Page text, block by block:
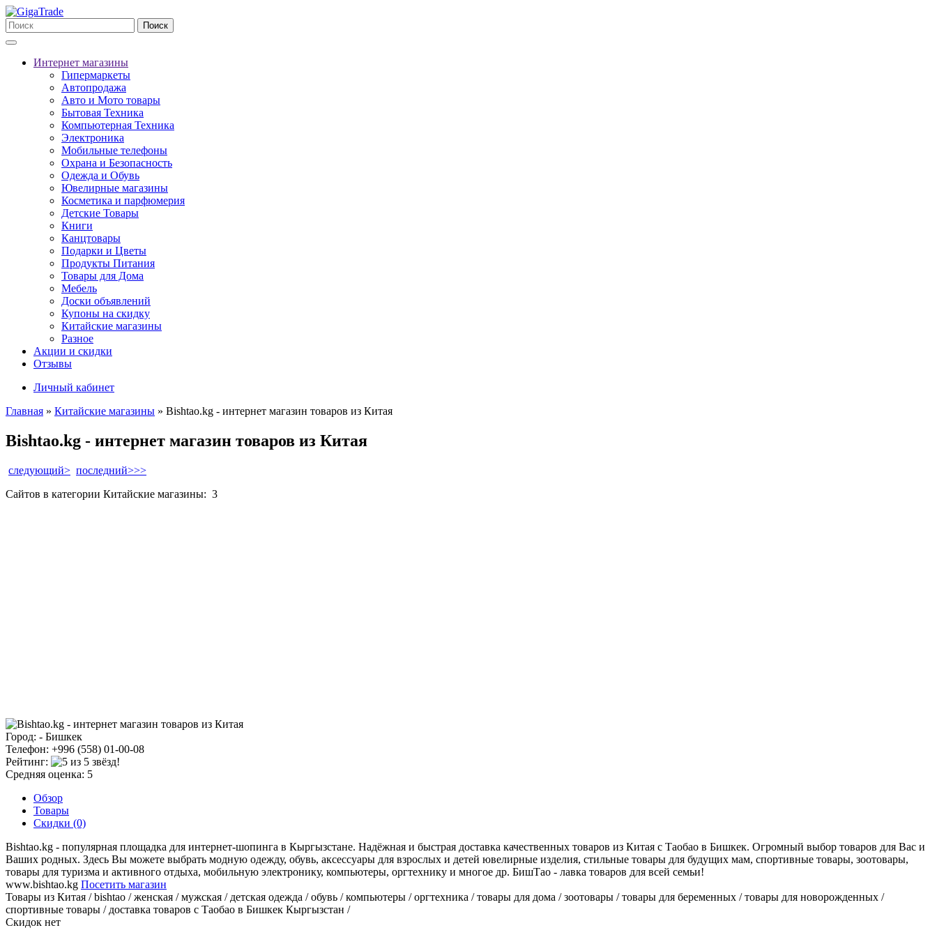
Поиск
Интернет магазины
Гипермаркеты
Автопродажа
Авто и Мото товары
Бытовая Техника
Компьютерная Техника
Электроника
Мобильные телефоны
Охрана и Безопасность
Одежда и Обувь
Ювелирные магазины
Косметика и парфюмерия
Детские Товары
Книги
Канцтовары
Подарки и Цветы
Продукты Питания
Товары для Дома
Мебель
Доски объявлений
Купоны на скидку
Китайские магазины
Разное
Акции и скидки
Отзывы
Личный кабинет
Главная » Китайские магазины » Bishtao.kg - интернет магазин товаров из Китая
Bishtao.kg - интернет магазин товаров из Китая
следующий> последний>>>
Сайтов в категории Китайские магазины: 3
Город: - Бишкек
Телефон: +996 (558) 01-00-08
Рейтинг:
Средняя оценка: 5
Обзор
Товары
Скидки (0)
Bishtao.kg - популярная площадка для интернет-шопинга в Кыргызстане. Надёжная и быстрая доставка качественных товаров из Китая с Таобао в Бишкек. Огромный выбор товаров для Вас и
Ваших родных. Здесь Вы можете выбрать модную одежду, обувь, аксессуары для взрослых и детей ювелирные изделия, стильные товары для будущих мам, спортивные товары, зоотовары,
товары для туризма и активного отдыха, мобильную электронику, компьютеры, оргтехнику и многое др. БишТао - лавка товаров для всей семьи!
www.bishtao.kg Посетить магазин
Товары из Китая / bishtao / женская / мужская / детская одежда / обувь / компьютеры / оргтехника / товары для дома / зоотовары / товары для беременных / товары для новорожденных /
спортивные товары / доставка товаров с Таобао в Бишкек Кыргызстан /
Скидок нет